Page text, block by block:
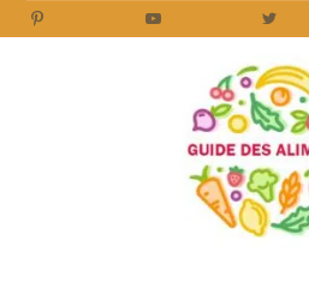
Aliments